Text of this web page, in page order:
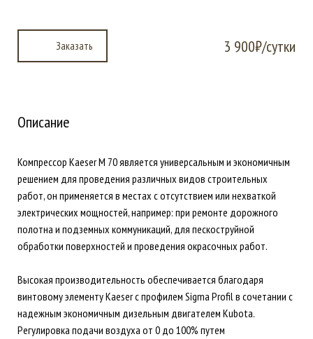
Заказать 3 900₽/сутки
Описание
Компрессор Kaeser M 70 является универсальным и экономичным
решением для проведения различных видов строительных
работ, он применяется в местах с отсутствием или нехваткой
электрических мощностей, например: при ремонте дорожного
полотна и подземных коммуникаций, для пескоструйной
обработки поверхностей и проведения окрасочных работ.
Высокая производительность обеспечивается благодаря
винтовому элементу Kaeser с профилем Sigma Profil в сочетании с
надежным экономичным дизельным двигателем Kubota.
Регулировка подачи воздуха от 0 до 100% путем